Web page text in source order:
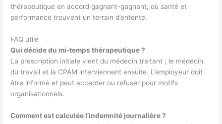
thérapeutique en accord gagnant-gagnant, où santé et
performance trouvent un terrain d’entente.
FAQ utile
Qui décide du mi-temps thérapeutique ?
La prescription initiale vient du médecin traitant ; le médecin
du travail et la CPAM interviennent ensuite. L’employeur doit
être informé et peut accepter ou refuser pour motifs
organisationnels.
Comment est calculée l’indemnité journalière ?